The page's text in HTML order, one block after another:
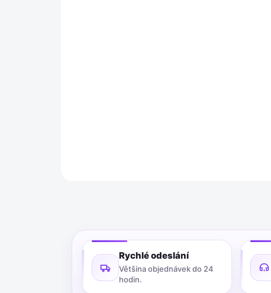
Rychlé odeslání
Většina objednávek do 24
hodin.